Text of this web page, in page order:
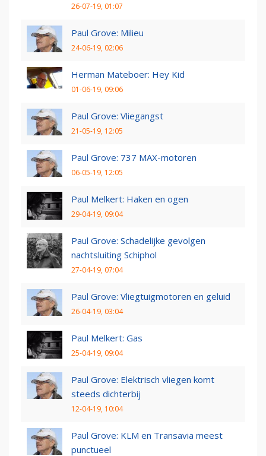
26-07-19, 01:07
Paul Grove: Milieu
24-06-19, 02:06
Herman Mateboer: Hey Kid
01-06-19, 09:06
Paul Grove: Vliegangst
21-05-19, 12:05
Paul Grove: 737 MAX-motoren
06-05-19, 12:05
Paul Melkert: Haken en ogen
29-04-19, 09:04
Paul Grove: Schadelijke gevolgen
nachtsluiting Schiphol
27-04-19, 07:04
Paul Grove: Vliegtuigmotoren en geluid
26-04-19, 03:04
Paul Melkert: Gas
25-04-19, 09:04
Paul Grove: Elektrisch vliegen komt
steeds dichterbij
12-04-19, 10:04
Paul Grove: KLM en Transavia meest
punctueel